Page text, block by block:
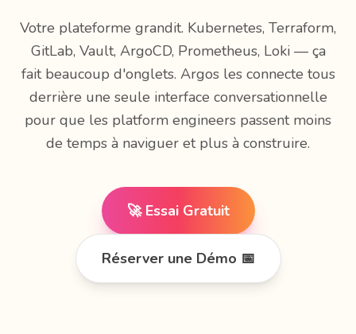
Votre plateforme grandit. Kubernetes, Terraform,
GitLab, Vault, ArgoCD, Prometheus, Loki — ça
fait beaucoup d'onglets. Argos les connecte tous
derrière une seule interface conversationnelle
pour que les platform engineers passent moins
de temps à naviguer et plus à construire.
🚀 Essai Gratuit
Réserver une Démo 📅